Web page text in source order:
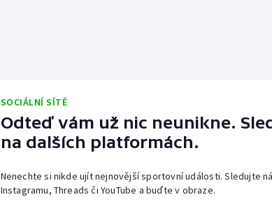
SOCIÁLNÍ SÍTĚ
Odteď vám už nic neunikne.
na dalších platformách.
Nenechte si nikde ujít nejnovější sportovní události. Sledujte
Instagramu, Threads či YouTube a buďte v obraze.